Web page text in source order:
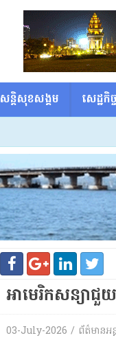
សន្តិសុខសង្គម សេដ្ឋកិច្ច
អាមេរិក​សន្យា​ជួ
03-July-2026 / ព័ត៌មានអន្ត